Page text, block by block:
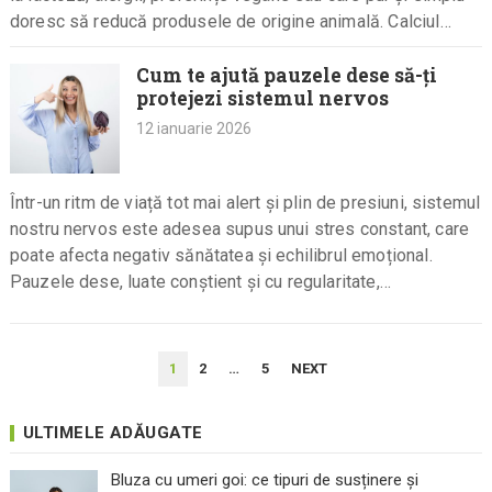
doresc să reducă produsele de origine animală. Calciul…
Cum te ajută pauzele dese să-ți
protejezi sistemul nervos
12 ianuarie 2026
Într-un ritm de viață tot mai alert și plin de presiuni, sistemul
nostru nervos este adesea supus unui stres constant, care
poate afecta negativ sănătatea și echilibrul emoțional.
Pauzele dese, luate conștient și cu regularitate,…
1 2 … 5 NEXT
ULTIMELE ADĂUGATE
Bluza cu umeri goi: ce tipuri de susținere și